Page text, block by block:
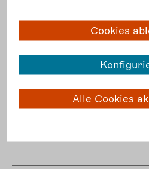
„
Cookies
Alle Cookies